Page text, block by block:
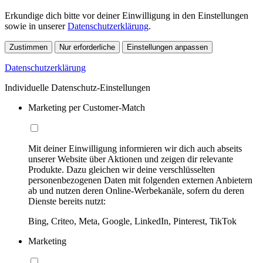
Erkundige dich bitte vor deiner Einwilligung in den Einstellungen
sowie in unsererDatenschutzerklärung.
Zustimmen Nur erforderliche Einstellungen anpassen
Datenschutzerklärung
Individuelle Datenschutz-Einstellungen
Marketing per Customer-Match
Mit deiner Einwilligung informieren wir dich auch abseits
unserer Website über Aktionen und zeigen dir relevante
Produkte. Dazu gleichen wir deine verschlüsselten
personenbezogenen Daten mit folgenden externen Anbietern
ab und nutzen deren Online-Werbekanäle, sofern du deren
Dienste bereits nutzt:
Bing, Criteo, Meta, Google, LinkedIn, Pinterest, TikTok
Marketing